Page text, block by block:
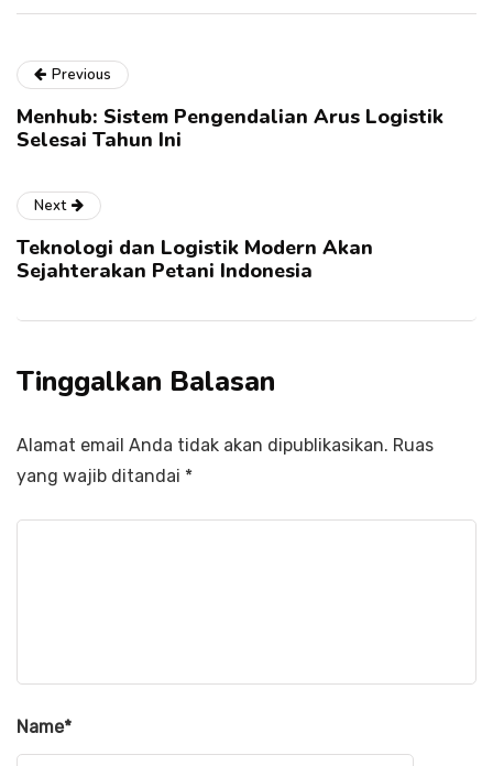
Previous
Menhub: Sistem Pengendalian Arus Logistik
Selesai Tahun Ini
Next
Teknologi dan Logistik Modern Akan
Sejahterakan Petani Indonesia
Tinggalkan Balasan
Alamat email Anda tidak akan dipublikasikan. Ruas
yang wajib ditandai *
Name*